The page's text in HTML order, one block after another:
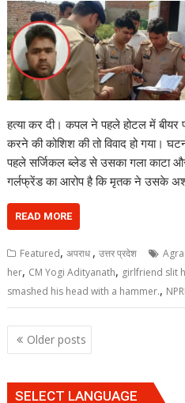
हत्या कर दी। कपल ने पहले होटल में
करने की कोशिश की तो विवाद हो गया।
पहले सर्जिकल ब्लेड से उसका गला काटा
गर्लफ्रेंड का आरोप है कि मृतक ने उसके
READ MORE
Featured,अपराध ,उत्तर प्रदेश
her, CM Yogi Adityanath, girlfriend slit
smashed his head with a hammer.,
Posts
navigation
Older posts
SELECT LANGUAGE